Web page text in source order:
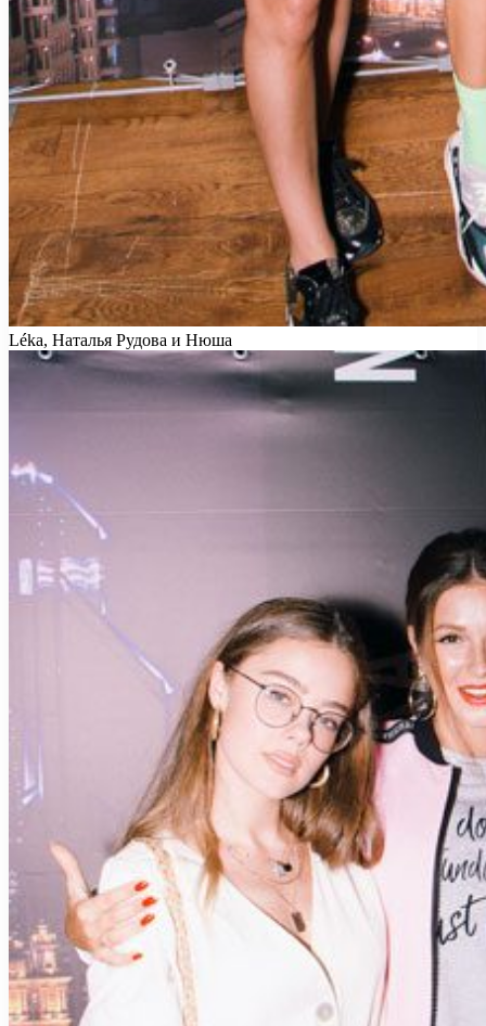
Léka, Наталья Рудова и Нюша